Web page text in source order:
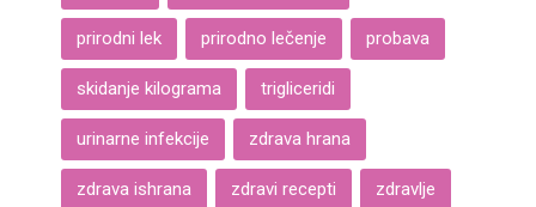
prirodni lek prirodno lečenje probava
skidanje kilograma trigliceridi
urinarne infekcije zdrava hrana
zdrava ishrana zdravi recepti zdravlje